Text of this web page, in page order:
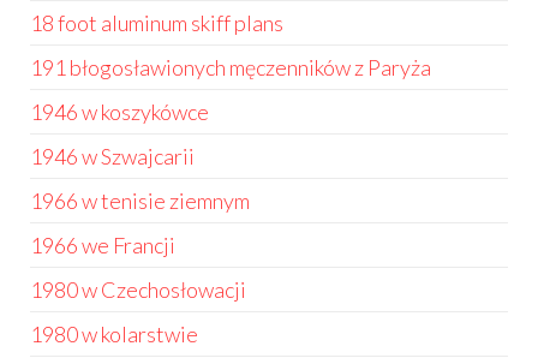
18 foot aluminum skiff plans
191 błogosławionych męczenników z Paryża
1946 w koszykówce
1946 w Szwajcarii
1966 w tenisie ziemnym
1966 we Francji
1980 w Czechosłowacji
1980 w kolarstwie